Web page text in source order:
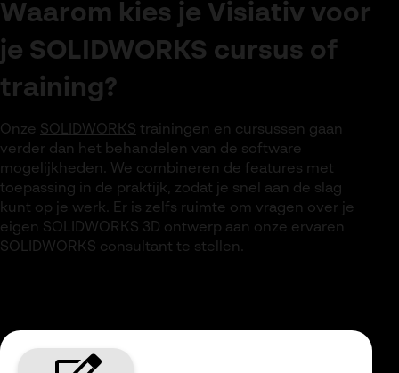
Waarom kies je Visiativ voor
je SOLIDWORKS cursus of
training?
Onze SOLIDWORKS trainingen en cursussen gaan
verder dan het behandelen van de software
mogelijkheden. We combineren de features met
toepassing in de praktijk, zodat je snel aan de slag
kunt op je werk. Er is zelfs ruimte om vragen over je
eigen SOLIDWORKS 3D ontwerp aan onze ervaren
SOLIDWORKS consultant te stellen.